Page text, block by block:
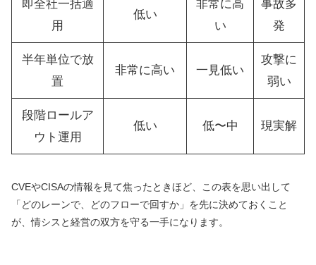
即全社一括適
用
低い
非常に高
い
事故多
発
半年単位で放
置
非常に高い 一見低い
攻撃に
弱い
段階ロールア
ウト運用
低い 低〜中 現実解
CVEやCISAの情報を見て焦ったときほど、この表を思い出して
「どのレーンで、どのフローで回すか」を先に決めておくこと
が、情シスと経営の双方を守る一手になります。